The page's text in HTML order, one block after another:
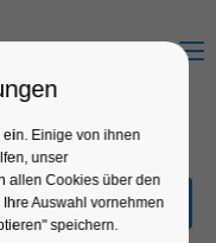
Menu
Einige von ihnen
unser
allen Cookies über den
Auswahl vornehmen
speichern.